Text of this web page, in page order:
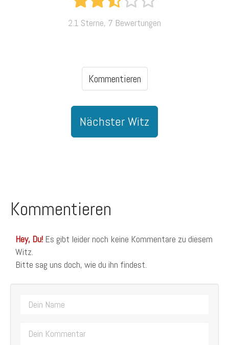
2.1 Sterne, 7 Bewertungen
Kommentieren
Nächster Witz
Kommentieren
Hey, Du! Es gibt leider noch keine Kommentare zu diesem
Witz.
Bitte sag uns doch, wie du ihn findest.